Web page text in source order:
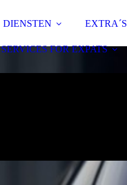
DIENSTEN EXTRA´S
SERVICES FOR EXPATS